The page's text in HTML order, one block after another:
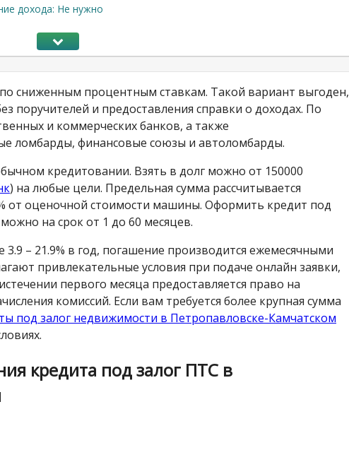
дохода: Не нужно
сниженным процентным ставкам. Такой вариант выгоден,
поручителей и предоставления справки о доходах. По
и коммерческих банков, а также
ломбарды, финансовые союзы и автоломбарды.
кредитовании. Взять в долг можно от 150000
) на любые цели. Предельная сумма рассчитывается
от оценочной стоимости машины. Оформить кредит под
на срок от 1 до 60 месяцев.
– 21.9% в год, погашение производится ежемесячными
привлекательные условия при подаче онлайн заявки,
первого месяца предоставляется право на
комиссий. Если вам требуется более крупная сумма
под залог недвижимости в Петропавловске-Камчатском
кредита под залог ПТС в